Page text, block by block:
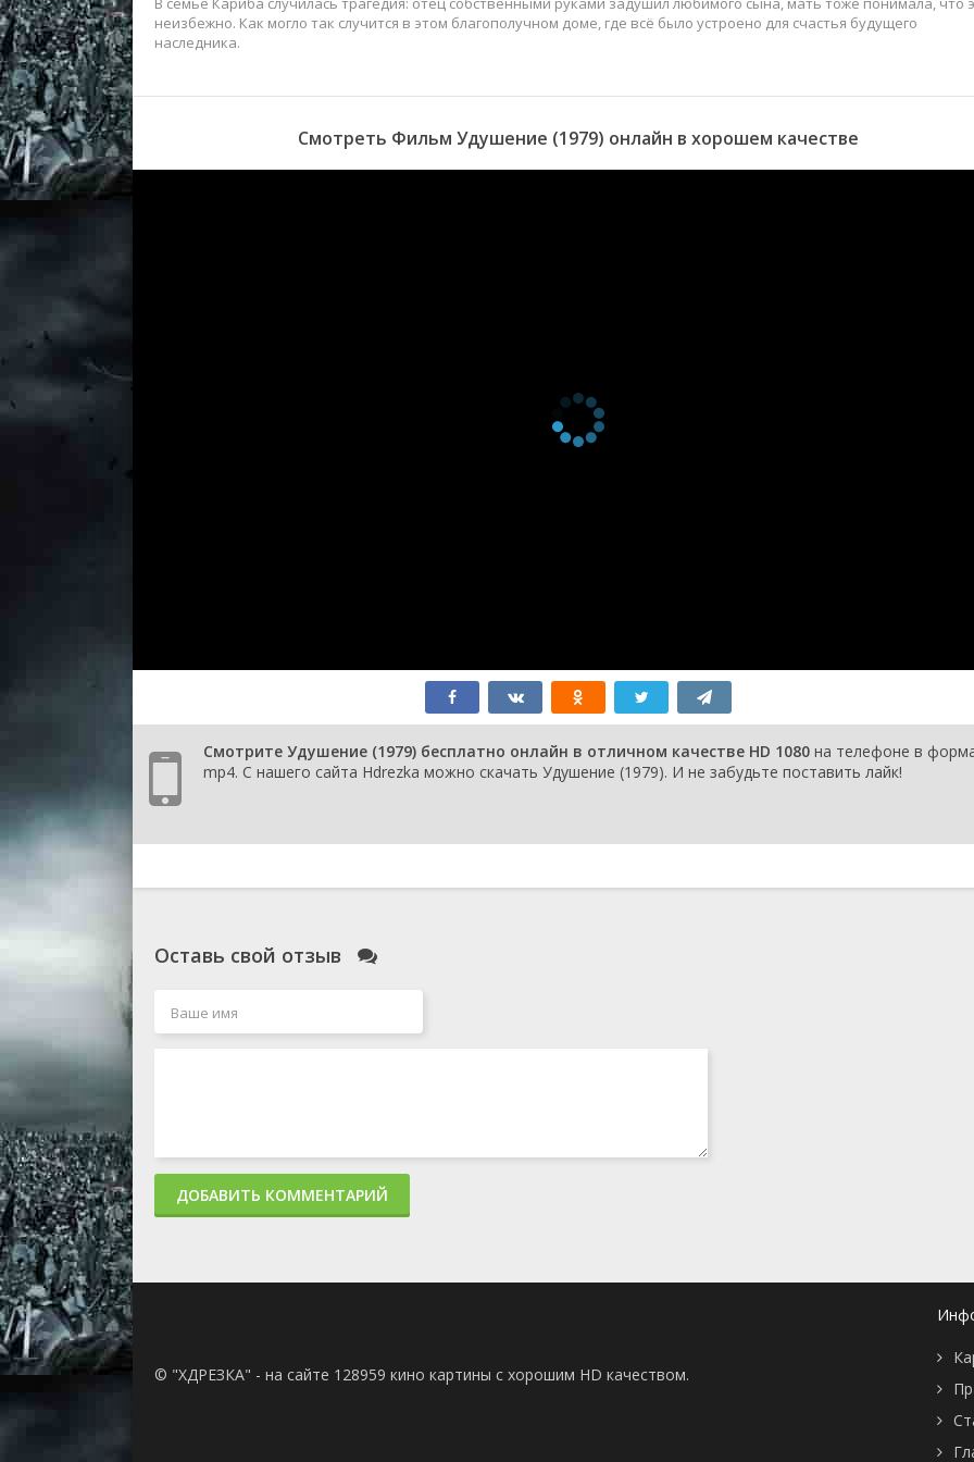
неизбежно. Как могло так случится в этом благополучном доме, где всё было устроено для счастья будущего
наследника.
Смотреть Фильм Удушение (1979) онлайн в хорошем качестве
Смотрите Удушение (1979) бесплатно онлайн в отличном качестве HD 1080 на телефоне в
mp4. С нашего сайта Hdrezka можно скачать Удушение (1979). И не забудьте поставить лайк!
Оставь свой отзыв
ДОБАВИТЬ КОММЕНТАРИЙ
© "ХДРЕЗКА" - на сайте 128959 кино картины с хорошим HD качеством.